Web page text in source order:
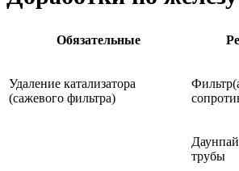
Обязательные
Удаление катализатора
(сажевого фильтра)
трубы